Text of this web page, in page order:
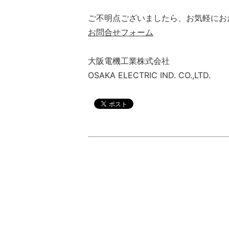
ご不明点ございましたら、お気軽に
お問合せフォーム
大阪電機工業株式会社
OSAKA ELECTRIC IND. CO.,LTD.